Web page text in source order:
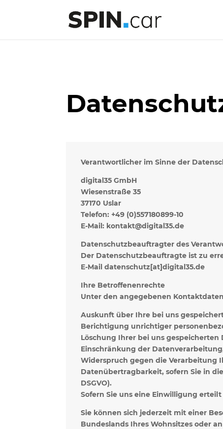
Verantwortlicher im Sinne der
digital35 GmbH
Wiesenstraße 35
37170 Uslar
Telefon: +49 (0)557180899-10
E-Mail: kontakt@digital35.de
Datenschutzbeauftragter des
Der Datenschutzbeauftragte ist zu
E-Mail datenschutz[at]digital35.de
Ihre Betroffenenrechte
Unter den angegebenen
Auskunft über Ihre bei uns
Berichtigung unrichtiger
Löschung Ihrer bei uns gespeicherten
Einschränkung der
Widerspruch gegen die Verarbeitung
Datenübertragbarkeit, sofern Sie in
DSGVO).
Sofern Sie uns eine Einwilligung
Sie können sich jederzeit mit einer
Bundeslands Ihres Wohnsitzes oder